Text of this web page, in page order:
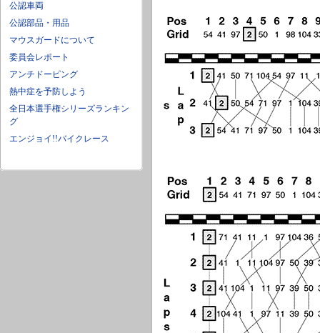
公認車両
公認部品・用品
マウスガードについて
委員会レポート
アンチドーピング
熱中症を予防しよう
全日本選手権シリーズランキン
グ
エンジョイ!!バイクレース